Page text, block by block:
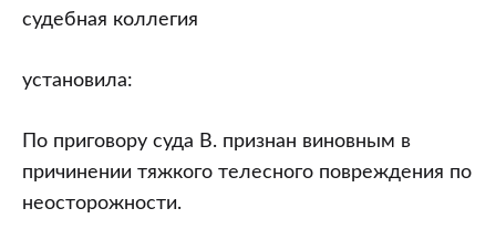
судебная коллегия
установила:
По приговору суда В. признан виновным в
причинении тяжкого телесного повреждения по
неосторожности.